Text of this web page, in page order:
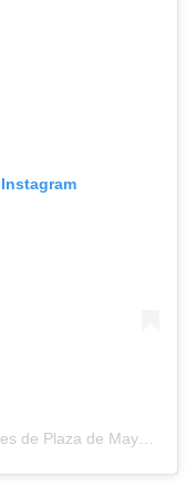
Una publicación compartida por Madres de Plaza de Mayo- Línea Fundadora (@madresplazademayo.lf)